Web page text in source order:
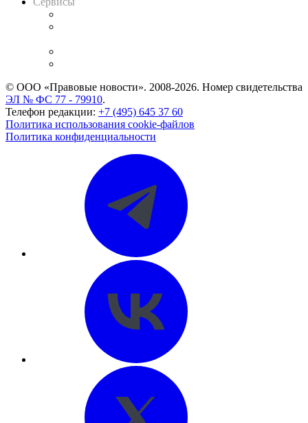
© ООО «Правовые новости». 2008-2026. Номер свидетельства
ЭЛ № ФС 77 - 79910.
Телефон редакции: +7 (495) 645 37 60
Политика использования cookie-файлов
Политика конфиденциальности